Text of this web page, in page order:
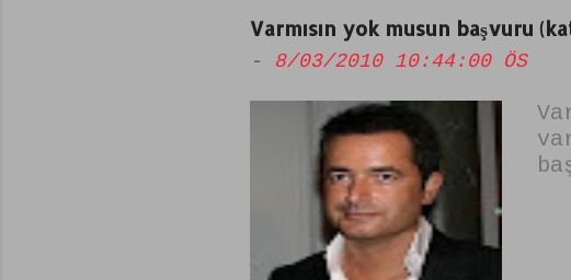
Varmısın yok musun başvuru
- 8/03/2010 10:44:00 ÖS